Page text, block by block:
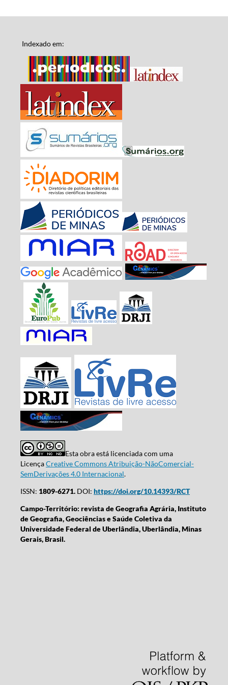
Indexado em:
Esta obra está licenciada com uma
LicençaCreative Commons Atribuição-NãoComercial-
SemDerivações 4.0 Internacional.
ISSN: 1809-6271.DOI: https://doi.org/10.14393/RCT
Campo-Território: revista de Geografia Agrária, Instituto
de Geografia, Geociências e Saúde Coletiva da
Universidade Federal de Uberlândia, Uberlândia, Minas
Gerais, Brasil.